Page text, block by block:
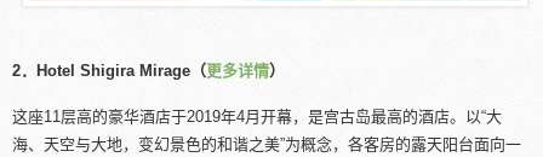
2．Hotel Shigira Mirage（更多详情）
这座11层高的豪华酒店于2019年4月开幕，是宫古岛最高的酒店。以“大
海、天空与大地，变幻景色的和谐之美”为概念，各客房的露天阳台面向一